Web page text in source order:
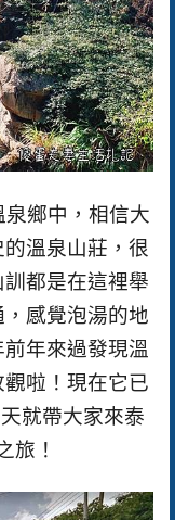
鄉中，相信大
溫泉山莊，很
都是在這裡舉
感覺泡湯的地
年來過發現溫
啦！現在它已
就帶大家來泰
旅！